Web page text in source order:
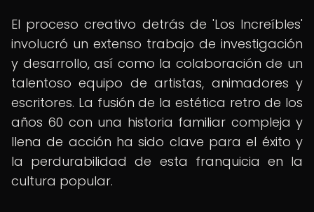
El proceso creativo detrás de 'Los Increíbles'
involucró un extenso trabajo de investigación
y desarrollo, así como la colaboración de un
talentoso equipo de artistas, animadores y
escritores. La fusión de la estética retro de los
años 60 con una historia familiar compleja y
llena de acción ha sido clave para el éxito y
la perdurabilidad de esta franquicia en la
cultura popular.